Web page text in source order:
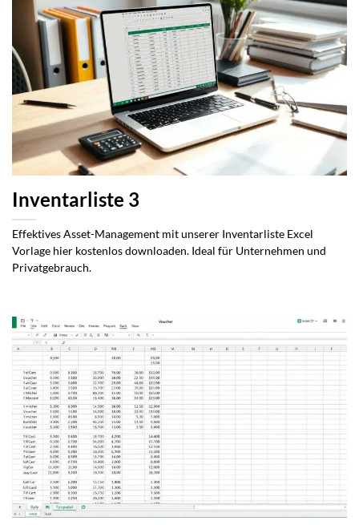
Inventarliste 3
Effektives Asset-Management mit unserer Inventarliste Excel
Vorlage hier kostenlos downloaden. Ideal für Unternehmen und
Privatgebrauch.